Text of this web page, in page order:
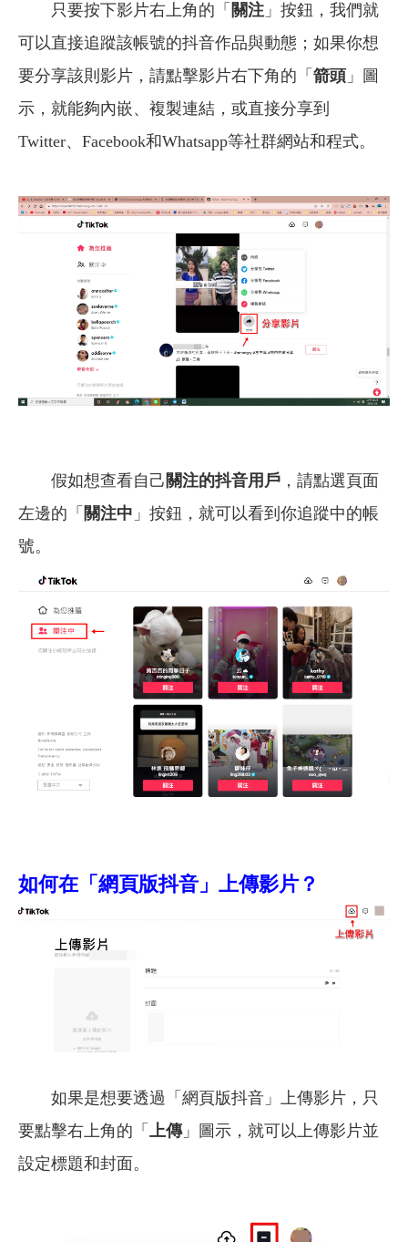
只要按下影片右上角的「 關注 」按鈕，我們就
可以直接追蹤該帳號的抖音作品與動態；如果你想
要分享該則影片，請點擊影片右下角的「 箭頭 」圖
示，就能夠內嵌、複製連結，或直接分享到
Twitter、Facebook和Whatsapp等社群網站和程式。
假如想查看自己 關注的抖音用戶 ，請點選頁面
左邊的「 關注中 」按鈕，就可以看到你追蹤中的帳
號。
如何在「網頁版抖音」上傳影片？
如果是想要透過「網頁版抖音」上傳影片，只
要點擊右上角的「
上傳」圖示，就可以上傳影片並
設定標題和封面。